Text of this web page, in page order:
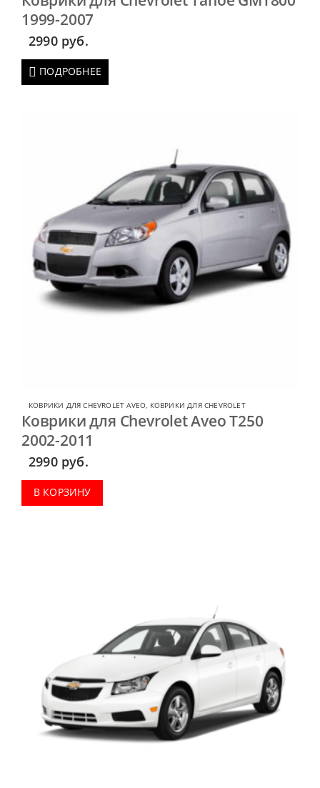
1999-2007
2990 руб.
ПОДРОБНЕЕ
КОВРИКИ ДЛЯ CHEVROLET AVEO, КОВРИКИ ДЛЯ CHEVROLET
Коврики для Chevrolet Aveo T250
2002-2011
2990 руб.
В КОРЗИНУ